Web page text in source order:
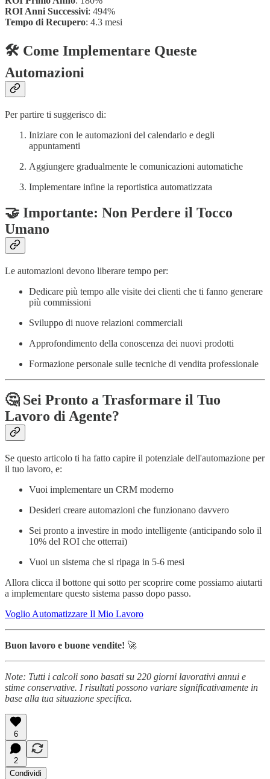
ROI Anni Successivi: 494%
Tempo di Recupero: 4.3 mesi
🛠️ Come Implementare Queste
Automazioni
Per partire ti suggerisco di:
Iniziare con le automazioni del calendario e degli
appuntamenti
Aggiungere gradualmente le comunicazioni automatiche
Implementare infine la reportistica automatizzata
🤝 Importante: Non Perdere il Tocco
Umano
Le automazioni devono liberare tempo per:
Dedicare più tempo alle visite dei clienti che ti fanno generare
più commissioni
Sviluppo di nuove relazioni commerciali
Approfondimento della conoscenza dei nuovi prodotti
Formazione personale sulle tecniche di vendita professionale
🤔 Sei Pronto a Trasformare il Tuo
Lavoro di Agente?
Se questo articolo ti ha fatto capire il potenziale dell'automazione per
il tuo lavoro, e:
Vuoi implementare un CRM moderno
Desideri creare automazioni che funzionano davvero
Sei pronto a investire in modo intelligente (anticipando solo il
10% del ROI che otterrai)
Vuoi un sistema che si ripaga in 5-6 mesi
Allora clicca il bottone qui sotto per scoprire come possiamo aiutarti
a implementare questo sistema passo dopo passo.
Voglio Automatizzare Il Mio Lavoro
Buon lavoro e buone vendite! 🚀
Note: Tutti i calcoli sono basati su 220 giorni lavorativi annui e
stime conservative. I risultati possono variare significativamente in
base alla tua situazione specifica.
6
2
Condividi